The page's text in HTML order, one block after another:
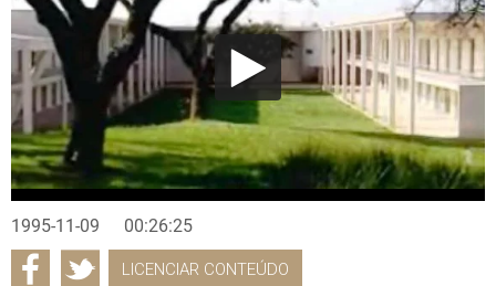
1995-11-09 00:26:25
LICENCIAR CONTEÚDO